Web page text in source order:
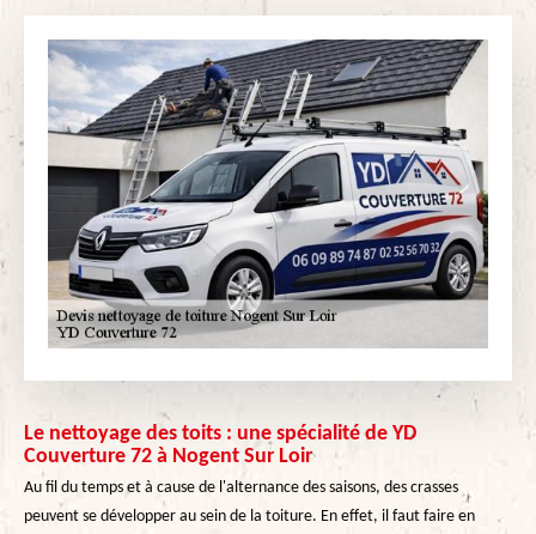
Le nettoyage des toits : une spécialité de YD
Couverture 72 à Nogent Sur Loir
Au fil du temps et à cause de l'alternance des saisons, des crasses
peuvent se développer au sein de la toiture. En effet, il faut faire en